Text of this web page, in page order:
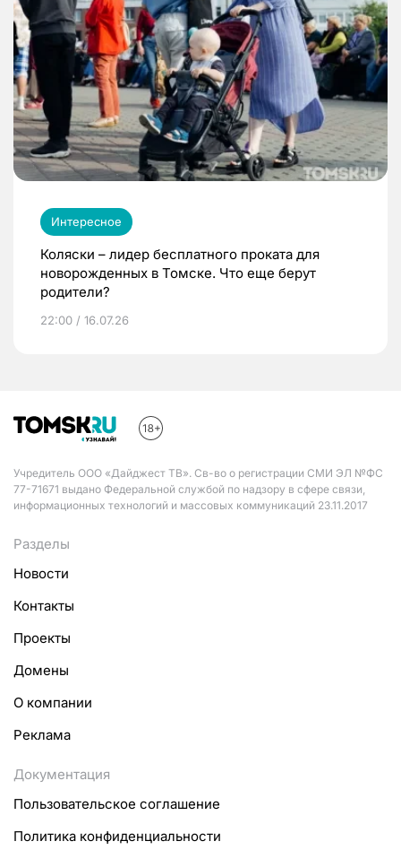
Интересное
Коляски – лидер бесплатного проката для
новорожденных в Томске. Что еще берут
родители?
22:00 / 16.07.26
Учредитель ООО «Дайджест ТВ». Св-во о регистрации СМИ ЭЛ №ФС
77-71671 выдано Федеральной службой по надзору в сфере связи,
информационных технологий и массовых коммуникаций 23.11.2017
Разделы
Новости
Контакты
Проекты
Домены
О компании
Реклама
Документация
Пользовательское соглашение
Политика конфиденциальности